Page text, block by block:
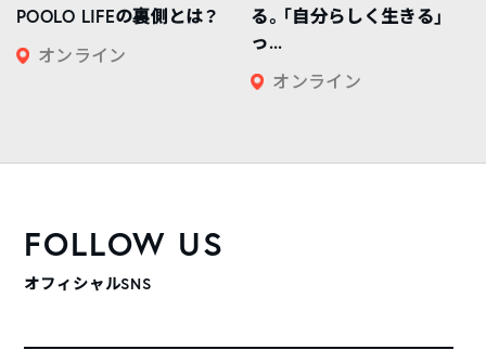
POOLO LIFEの裏側とは？
オンライン
る。「自分らしく生きる」
っ...
オンライン
FOLLOW US
オフィシャルSNS